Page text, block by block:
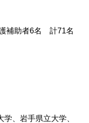
補助者6名 計71名
、岩手県立大学、